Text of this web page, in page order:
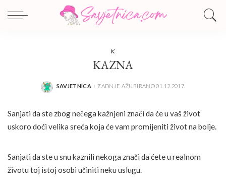
K
KAZNA
POSTED
SAVJETNICA ZADNJE AŽURIRANO 01.12.2017.
Sanjati da ste zbog nečega kažnjeni znači da će u vaš život
uskoro doći velika sreća koja će vam promijeniti život na bolje.
Sanjati da ste u snu kaznili nekoga znači da ćete u realnom
životu toj istoj osobi učiniti neku uslugu.